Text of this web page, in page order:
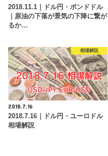
2018.11.1｜ドル円・ポンドドル
｜原油の下落が景気の下降に繋が
るか…
相場解説
2018.7.16
2018.7.16｜ドル円・ユーロドル
相場解説